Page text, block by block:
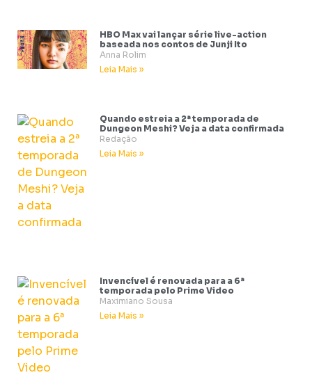
HBO Max vai lançar série live-action
baseada nos contos de Junji Ito
Anna Rolim
Leia Mais »
Quando estreia a 2ª temporada de
Dungeon Meshi? Veja a data confirmada
Redação
Leia Mais »
Invencível é renovada para a 6ª
temporada pelo Prime Video
Maximiano Sousa
Leia Mais »